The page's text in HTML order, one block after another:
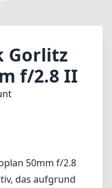
Gorlitz
f/2.8 II
50mm f/2.8
das aufgrund